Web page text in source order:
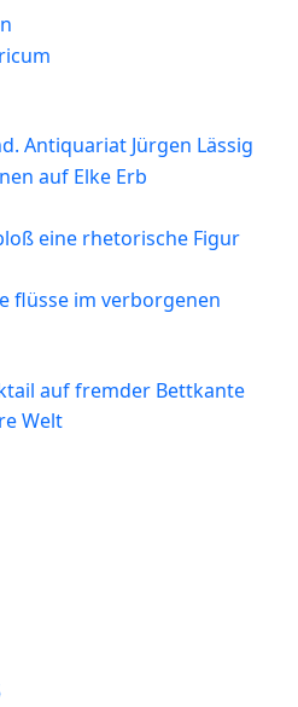
Antiquariat Jürgen Lässig
auf Elke Erb
eine rhetorische Figur
flüsse im verborgenen
auf fremder Bettkante
Welt